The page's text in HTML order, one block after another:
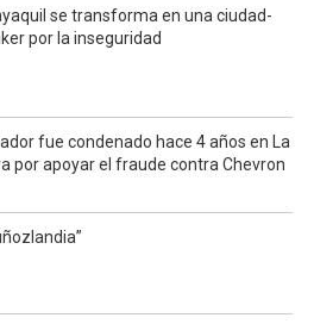
se transforma en una ciudad-
por la inseguridad
fue condenado hace 4 años en La
por apoyar el fraude contra Chevron